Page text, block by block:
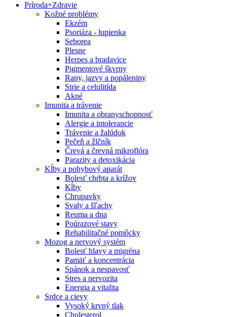
Príroda+Zdravie
Kožné problémy
Ekzém
Psoriáza - lupienka
Seborea
Plesne
Herpes a bradavice
Pigmentové škvrny
Rany, jazvy a popáleniny
Strie a celulitída
Akné
Imunita a trávenie
Imunita a obranyschopnosť
Alergie a intolerancie
Trávenie a žalúdok
Pečeň a žlčník
Črevá a črevná mikroflóra
Parazity a detoxikácia
Kĺby a pohybový aparát
Bolesť chrbta a krížov
Kĺby
Chrupavky
Svaly a šľachy
Reuma a dna
Poúrazové stavy
Rehabilitačné pomôcky
Mozog a nervový systém
Bolesť hlavy a migréna
Pamäť a koncentrácia
Spánok a nespavosť
Stres a nervozita
Energia a vitalita
Srdce a cievy
Vysoký krvný tlak
Cholesterol